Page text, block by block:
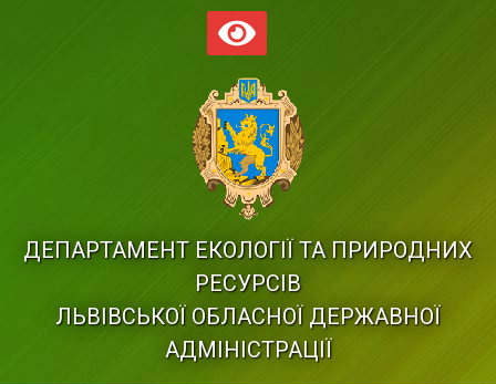
ДЕПАРТАМЕНТ ЕКОЛОГІЇ ТА ПРИРОДНИХ
РЕСУРСІВ
ЛЬВІВСЬКОЇ ОБЛАСНОЇ ДЕРЖАВНОЇ
АДМІНІСТРАЦІЇ